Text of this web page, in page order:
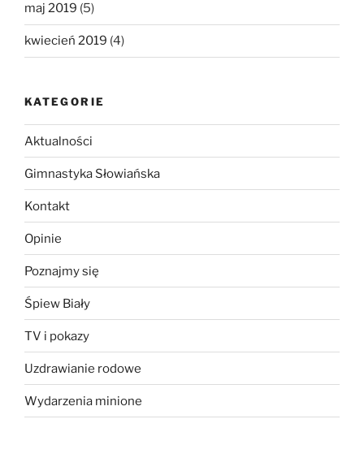
maj 2019 (5)
kwiecień 2019 (4)
KATEGORIE
Aktualności
Gimnastyka Słowiańska
Kontakt
Opinie
Poznajmy się
Śpiew Biały
TV i pokazy
Uzdrawianie rodowe
Wydarzenia minione